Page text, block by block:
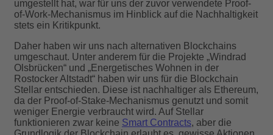
umgestellt hat, war für uns der zuvor verwendete Proof-
of-Work-Mechanismus im Hinblick auf die Nachhaltigkeit
stets ein Kritikpunkt.
Daher haben wir uns nach alternativen Blockchains
umgeschaut. Unter anderem für die Projekte „Windrad
Olsbrücken“ und „Energetisches Wohnen in der
Rostocker Altstadt“ haben wir uns für die Blockchain
Stellar entschieden. Diese ist nachhaltiger als Ethereum,
da der Proof-of-Stake-Mechanismus genutzt und somit
weniger Energie verbraucht wird. Auf Stellar
funktionieren zwar keine Smart Contracts, aber die